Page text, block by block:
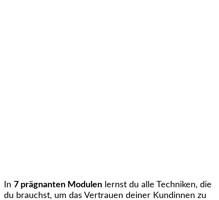
In 7 prägnanten Modulen lernst du alle Techniken, die
du brauchst, um das Vertrauen deiner Kundinnen zu